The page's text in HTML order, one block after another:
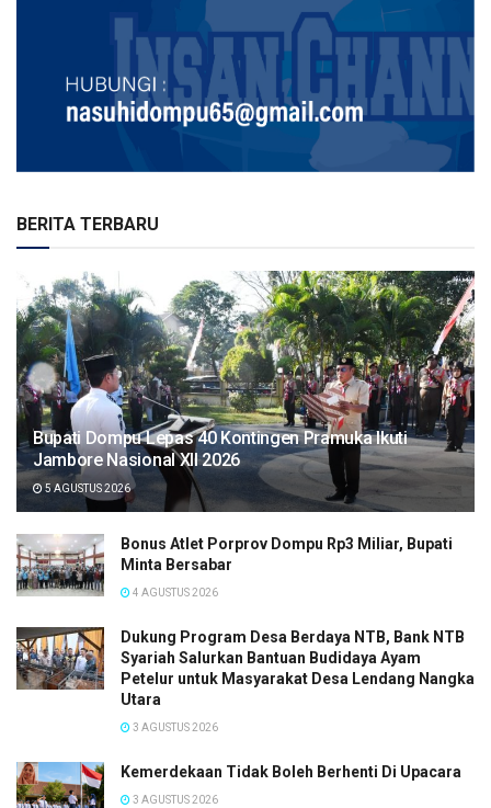
BERITA TERBARU
Bupati Dompu Lepas 40 Kontingen Pramuka Ikuti
Jambore Nasional XII 2026
5 AGUSTUS 2026
Bonus Atlet Porprov Dompu Rp3 Miliar, Bupati
Minta Bersabar
4 AGUSTUS 2026
Dukung Program Desa Berdaya NTB, Bank NTB
Syariah Salurkan Bantuan Budidaya Ayam
Petelur untuk Masyarakat Desa Lendang Nangka
Utara
3 AGUSTUS 2026
Kemerdekaan Tidak Boleh Berhenti Di Upacara
3 AGUSTUS 2026